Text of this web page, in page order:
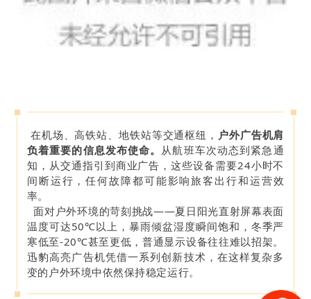
在机场、高铁站、地铁站等交通枢纽， 户外广告机肩
负着重要的信息发布使命。 从航班车次动态到紧急通
知，从交通指引到商业广告，这些设备需要24小时不
间断运行，任何故障都可能影响旅客出行和运营效
率。
面对户外环境的苛刻挑战——夏日阳光直射屏幕表面
温度可达50℃以上，暴雨倾盆湿度瞬间饱和，冬季严
寒低至-20℃甚至更低，普通显示设备往往难以招架。
迅豹高亮广告机凭借一系列创新技术，在这样复杂多
变的户外环境中依然保持稳定运行。